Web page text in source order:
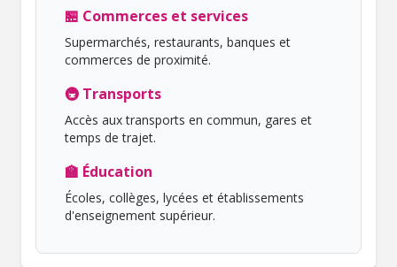
🏪 Commerces et services
Supermarchés, restaurants, banques et
commerces de proximité.
🚇 Transports
Accès aux transports en commun, gares et
temps de trajet.
🏫 Éducation
Écoles, collèges, lycées et établissements
d'enseignement supérieur.